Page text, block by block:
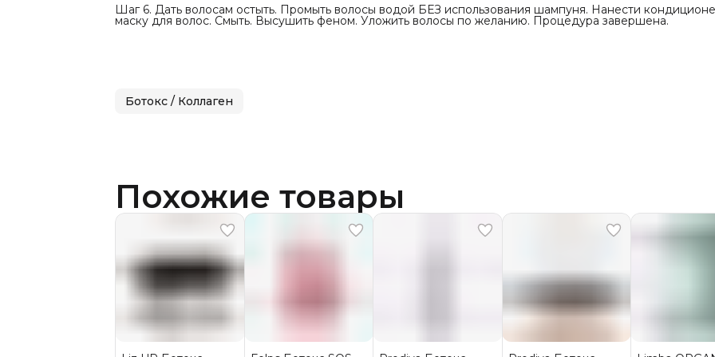
Шаг 6. Дать волосам остыть. Промыть волосы водой БЕЗ использования шампуня. Нанести
маску для волос. Смыть. Высушить феном. Уложить волосы по желанию. Процедура завершена.
Ботокс / Коллаген
Похожие товары